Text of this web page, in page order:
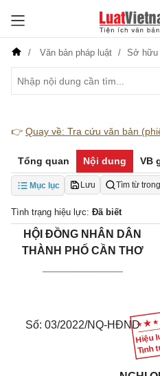
Văn bản pháp luật Sở hữu
👉 Quay về: Tra cứu văn bản
Tổng quan Nội dung VB
Mục lục Lưu Tìm từ
Tình trạng hiệu lực: Đã biết
Hiệu
Tình
HỘI ĐỒNG NHÂN DÂN
THÀNH PHỐ CẦN THƠ
Số: 03/2022/NQ-HĐND